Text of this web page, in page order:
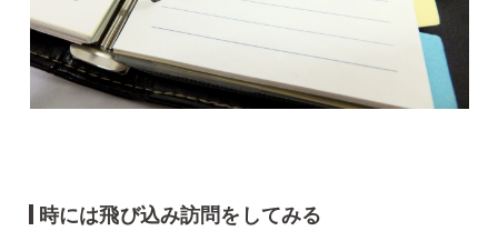
時には飛び込み訪問をしてみる